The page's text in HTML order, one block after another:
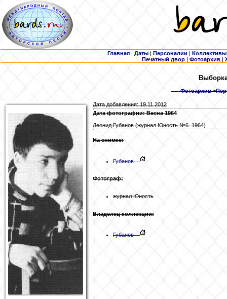
Главная | Даты | Персоналии | Коллективы
Печатный двор |Фотоархив |
Фотоархив>
Дата добавления: 19.11.2012
Дата фотографии: Весна 1964
Леонид Губанов (журнал Юность №6. 1964)
На снимке:
Губанов
Фотограф:
журнал Юность
Владелец коллекции:
Губанов